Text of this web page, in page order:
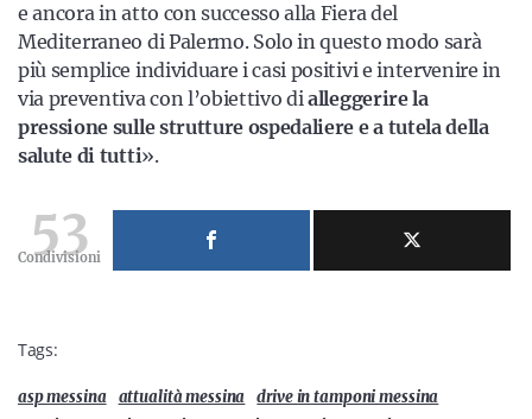
e ancora in atto con successo alla Fiera del
Mediterraneo di Palermo. Solo in questo modo sarà
più semplice individuare i casi positivi e intervenire in
via preventiva con l’obiettivo dialleggerire la
pressione sulle strutture ospedaliere e a tutela della
salute di tutti».
53
Condivisioni
Tags:
asp messina attualità messina
drive in tamponi messina